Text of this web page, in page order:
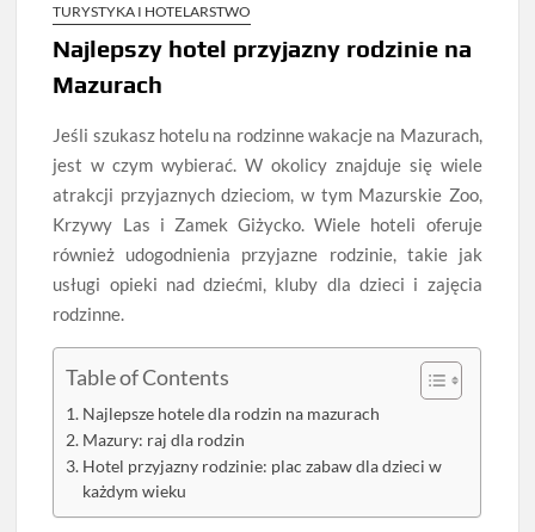
TURYSTYKA I HOTELARSTWO
Najlepszy hotel przyjazny rodzinie na
Mazurach
Jeśli szukasz hotelu na rodzinne wakacje na Mazurach,
jest w czym wybierać. W okolicy znajduje się wiele
atrakcji przyjaznych dzieciom, w tym Mazurskie Zoo,
Krzywy Las i Zamek Giżycko. Wiele hoteli oferuje
również udogodnienia przyjazne rodzinie, takie jak
usługi opieki nad dziećmi, kluby dla dzieci i zajęcia
rodzinne.
Table of Contents
Najlepsze hotele dla rodzin na mazurach
Mazury: raj dla rodzin
Hotel przyjazny rodzinie: plac zabaw dla dzieci w
każdym wieku